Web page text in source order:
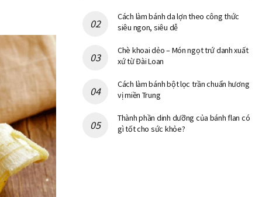
Cách làm bánh da lợn theo công thức
siêu ngon, siêu dễ
Chè khoai dẻo – Món ngọt trứ danh xuất
xứ từ Đài Loan
Cách làm bánh bột lọc trần chuẩn hương
vị miền Trung
Thành phần dinh dưỡng của bánh flan có
gì tốt cho sức khỏe?